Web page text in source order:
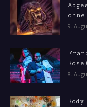
9.
8.